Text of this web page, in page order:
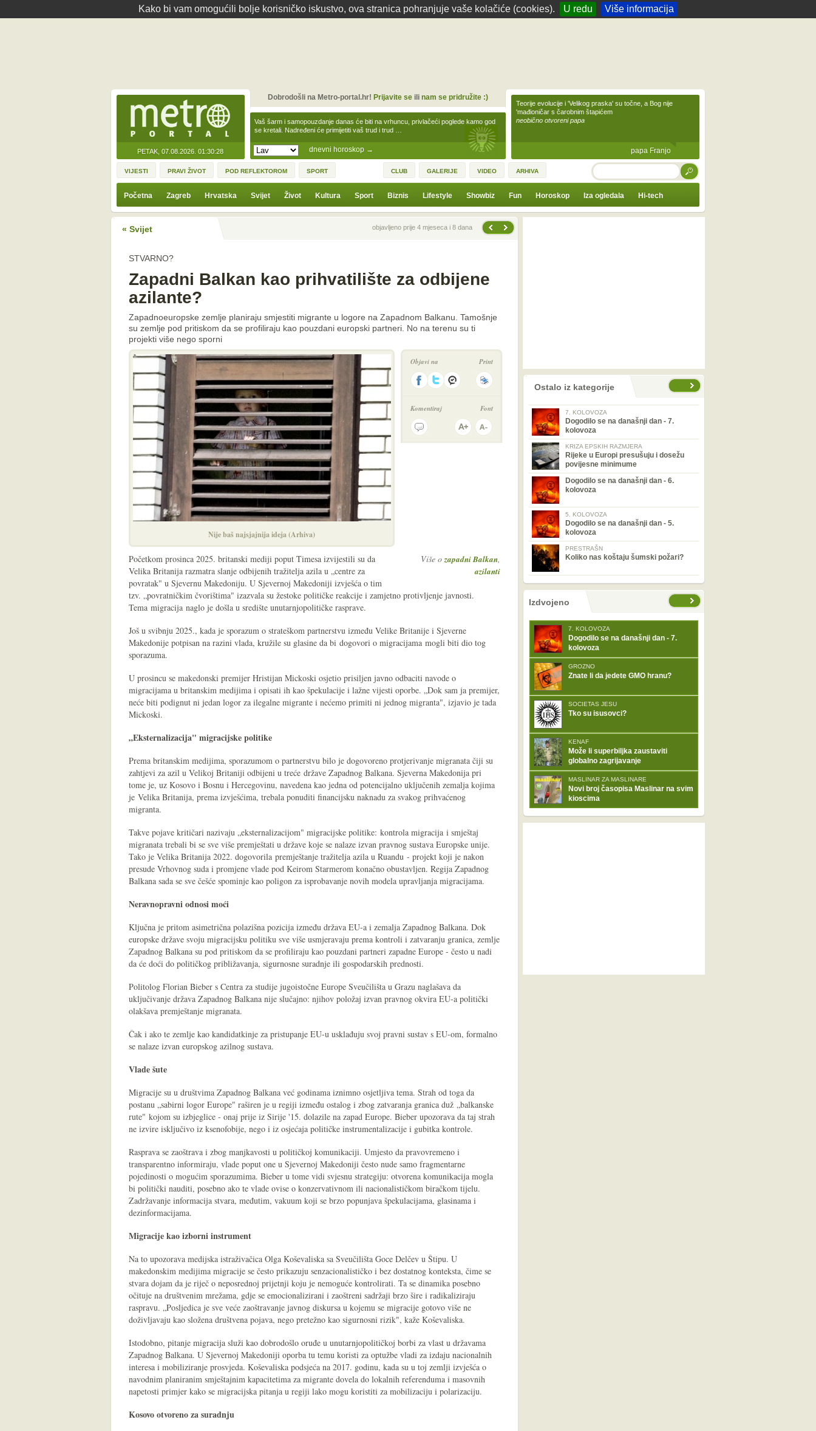
Kako bi vam omogućili bolje korisničko iskustvo, ova stranica pohranjuje vaše kolačiće (cookies). U redu Više informacija
PETAK, 07.08.2026. 01:30:28 dnevni horoskop →
Vaš šarm i samopouzdanje danas će biti na vrhuncu, privlačeći poglede kamo god
se kretali. Nadređeni će primijetiti vaš trud i trud …
Dobrodošli na Metro-portal.hr! Prijavite seili nam se pridružite :)
Teorije evolucije i 'Velikog praska' su točne, a Bog nije
'mađioničar s čarobnim štapićem
neobično otvoreni papa
papa Franjo
VIJESTI PRAVI ŽIVOT POD REFLEKTOROM SPORT CLUB GALERIJE VIDEO ARHIVA TRAŽI
Početna Zagreb Hrvatska Svijet Život Kultura Sport Biznis Lifestyle Showbiz Fun Horoskop Iza ogledala Hi-tech
« Svijet Prethodna vijestobjavljeno prije 4 mjeseca i 8 dana
STVARNO?
Zapadni Balkan kao prihvatilište za odbijene
azilante?
Zapadnoeuropske zemlje planiraju smjestiti migrante u logore na Zapadnom Balkanu. Tamošnje
su zemlje pod pritiskom da se profiliraju kao pouzdani europski partneri. No na terenu su ti
projekti više nego sporni
Nije baš najsjajnija ideja (Arhiva)
Objavi na Print
Komentiraj Font
Više ozapadni Balkan,
azilanti
Početkom prosinca 2025. britanski mediji poput Timesa izvijestili su da
Velika Britanija razmatra slanje odbijenih tražitelja azila u „centre za
povratak" u Sjevernu Makedoniju. U Sjevernoj Makedoniji izvješća o tim
tzv. „povratničkim čvorištima" izazvala su žestoke političke reakcije i zamjetno protivljenje javnosti.
Tema migracija naglo je došla u središte unutarnjopolitičke rasprave.
Još u svibnju 2025., kada je sporazum o strateškom partnerstvu između Velike Britanije i Sjeverne
Makedonije potpisan na razini vlada, kružile su glasine da bi dogovori o migracijama mogli biti dio tog
sporazuma.
U prosincu se makedonski premijer Hristijan Mickoski osjetio prisiljen javno odbaciti navode o
migracijama u britanskim medijima i opisati ih kao špekulacije i lažne vijesti oporbe. „Dok sam ja premijer,
neće biti podignut ni jedan logor za ilegalne migrante i nećemo primiti ni jednog migranta", izjavio je tada
Mickoski.
„Eksternalizacija" migracijske politike
Prema britanskim medijima, sporazumom o partnerstvu bilo je dogovoreno protjerivanje migranata čiji su
zahtjevi za azil u Velikoj Britaniji odbijeni u treće države Zapadnog Balkana. Sjeverna Makedonija pri
tome je, uz Kosovo i Bosnu i Hercegovinu, navedena kao jedna od potencijalno uključenih zemalja kojima
je Velika Britanija, prema izvješćima, trebala ponuditi financijsku naknadu za svakog prihvaćenog
migranta.
Takve pojave kritičari nazivaju „eksternalizacijom" migracijske politike: kontrola migracija i smještaj
migranata trebali bi se sve više premještati u države koje se nalaze izvan pravnog sustava Europske unije.
Tako je Velika Britanija 2022. dogovorila premještanje tražitelja azila u Ruandu - projekt koji je nakon
presude Vrhovnog suda i promjene vlade pod Keirom Starmerom konačno obustavljen. Regija Zapadnog
Balkana sada se sve češće spominje kao poligon za isprobavanje novih modela upravljanja migracijama.
Neravnopravni odnosi moći
Ključna je pritom asimetrična polazišna pozicija između država EU-a i zemalja Zapadnog Balkana. Dok
europske države svoju migracijsku politiku sve više usmjeravaju prema kontroli i zatvaranju granica, zemlje
Zapadnog Balkana su pod pritiskom da se profiliraju kao pouzdani partneri zapadne Europe - često u nadi
da će doći do političkog približavanja, sigurnosne suradnje ili gospodarskih prednosti.
Politolog Florian Bieber s Centra za studije jugoistočne Europe Sveučilišta u Grazu naglašava da
uključivanje država Zapadnog Balkana nije slučajno: njihov položaj izvan pravnog okvira EU-a politički
olakšava premještanje migranata.
Čak i ako te zemlje kao kandidatkinje za pristupanje EU-u usklađuju svoj pravni sustav s EU-om, formalno
se nalaze izvan europskog azilnog sustava.
Vlade šute
Migracije su u društvima Zapadnog Balkana već godinama iznimno osjetljiva tema. Strah od toga da
postanu „sabirni logor Europe" raširen je u regiji između ostalog i zbog zatvaranja granica duž „balkanske
rute" kojom su izbjeglice - onaj prije iz Sirije '15. dolazile na zapad Europe. Bieber upozorava da taj strah
ne izvire isključivo iz ksenofobije, nego i iz osjećaja političke instrumentalizacije i gubitka kontrole.
Rasprava se zaoštrava i zbog manjkavosti u političkoj komunikaciji. Umjesto da pravovremeno i
transparentno informiraju, vlade poput one u Sjevernoj Makedoniji često nude samo fragmentarne
pojedinosti o mogućim sporazumima. Bieber u tome vidi svjesnu strategiju: otvorena komunikacija mogla
bi politički nauditi, posebno ako te vlade ovise o konzervativnom ili nacionalističkom biračkom tijelu.
Zadržavanje informacija stvara, međutim, vakuum koji se brzo popunjava špekulacijama, glasinama i
dezinformacijama.
Migracije kao izborni instrument
Na to upozorava medijska istraživačica Olga Koševaliska sa Sveučilišta Goce Delčev u Štipu. U
makedonskim medijima migracije se često prikazuju senzacionalističko i bez dostatnog konteksta, čime se
stvara dojam da je riječ o neposrednoj prijetnji koju je nemoguće kontrolirati. Ta se dinamika posebno
očituje na društvenim mrežama, gdje se emocionalizirani i zaoštreni sadržaji brzo šire i radikaliziraju
raspravu. „Posljedica je sve veće zaoštravanje javnog diskursa u kojemu se migracije gotovo više ne
doživljavaju kao složena društvena pojava, nego pretežno kao sigurnosni rizik", kaže Koševaliska.
Istodobno, pitanje migracija služi kao dobrodošlo oruđe u unutarnjopolitičkoj borbi za vlast u državama
Zapadnog Balkana. U Sjevernoj Makedoniji oporba tu temu koristi za optužbe vladi za izdaju nacionalnih
interesa i mobiliziranje prosvjeda. Koševaliska podsjeća na 2017. godinu, kada su u toj zemlji izvješća o
navodnim planiranim smještajnim kapacitetima za migrante dovela do lokalnih referenduma i masovnih
napetosti primjer kako se migracijska pitanja u regiji lako mogu koristiti za mobilizaciju i polarizaciju.
Kosovo otvoreno za suradnju
prethodno Ostalo iz kategorije
7. KOLOVOZA
Dogodilo se na današnji dan - 7.
kolovoza
KRIZA EPSKIH RAZMJERA
Rijeke u Europi presušuju i dosežu
povijesne minimume
Dogodilo se na današnji dan - 6.
kolovoza
5. KOLOVOZA
Dogodilo se na današnji dan - 5.
kolovoza
PRESTRAŠN
Koliko nas koštaju šumski požari?
nema prethodne stranice
sljedećeIzdvojeno
7. KOLOVOZA
Dogodilo se na današnji dan - 7.
kolovoza
GROZNO
Znate li da jedete GMO hranu?
SOCIETAS JESU
Tko su isusovci?
KENAF
Može li superbiljka zaustaviti
globalno zagrijavanje
MASLINAR ZA MASLINARE
Novi broj časopisa Maslinar na svim
kioscima